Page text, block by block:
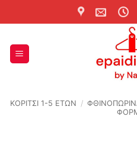
to
ΚΟΡΙΤΣΙ 1-5 ΕΤΩΝ /